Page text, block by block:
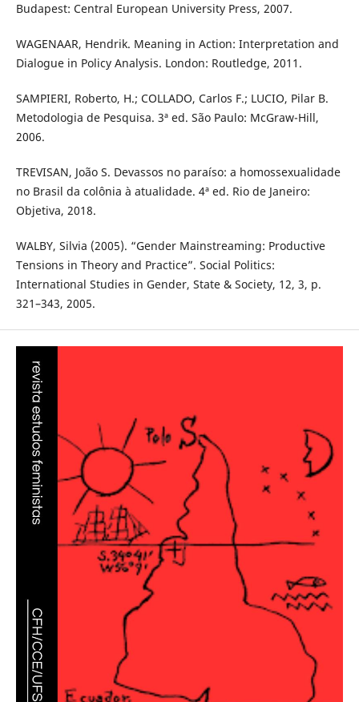
Budapest: Central European University Press, 2007.
WAGENAAR, Hendrik. Meaning in Action: Interpretation and
Dialogue in Policy Analysis. London: Routledge, 2011.
SAMPIERI, Roberto, H.; COLLADO, Carlos F.; LUCIO, Pilar B.
Metodologia de Pesquisa. 3ª ed. São Paulo: McGraw-Hill,
2006.
TREVISAN, João S. Devassos no paraíso: a homossexualidade
no Brasil da colônia à atualidade. 4ª ed. Rio de Janeiro:
Objetiva, 2018.
WALBY, Silvia (2005). “Gender Mainstreaming: Productive
Tensions in Theory and Practice”. Social Politics:
International Studies in Gender, State & Society, 12, 3, p.
321–343, 2005.